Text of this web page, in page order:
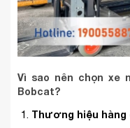
Vì sao nên chọn xe
Bobcat?
Thương hiệu